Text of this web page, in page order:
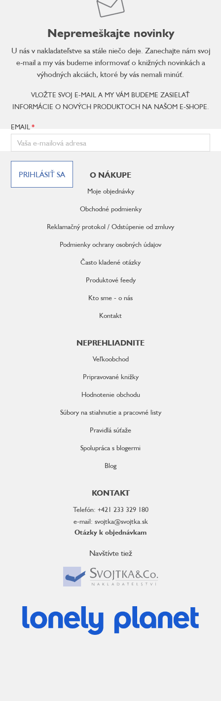
Nepremeškajte novinky
U nás v nakladateľstve sa stále niečo deje. Zanechajte nám svoj
e-mail a my vás budeme informovať o knižných novinkách a
výhodných akciách, ktoré by vás nemali minúť.
VLOŽTE SVOJ E-MAIL A MY VÁM BUDEME ZASIELAŤ
INFORMÁCIE O NOVÝCH PRODUKTOCH NA NAŠOM E-SHOPE.
EMAIL
PRIHLÁSIŤ SA O NÁKUPE
Moje objednávky
Obchodné podmienky
Reklamačný protokol / Odstúpenie od zmluvy
Podmienky ochrany osobných údajov
Často kladené otázky
Produktové feedy
Kto sme - o nás
Kontakt
NEPREHLIADNITE
Veľkoobchod
Pripravované knižky
Hodnotenie obchodu
Súbory na stiahnutie a pracovné listy
Pravidlá súťaže
Spolupráca s blogermi
Blog
KONTAKT
Telefón: +421 233 329 180
e-mail: svojtka@svojtka.sk
Otázky k objednávkam
Navštívte tiež